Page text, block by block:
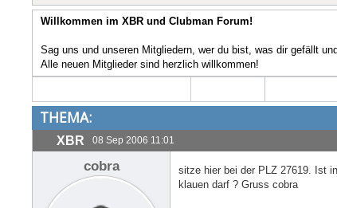
Willkommen im XBR und Clubman Forum!
Sag uns und unseren Mitgliedern, wer du bist, was dir gefällt
Alle neuen Mitglieder sind herzlich willkommen!
THEMA:
XBR 08 Sep 2006 11:01
cobra
sitze hier bei der PLZ 27619. Ist
klauen darf ? Gruss cobra